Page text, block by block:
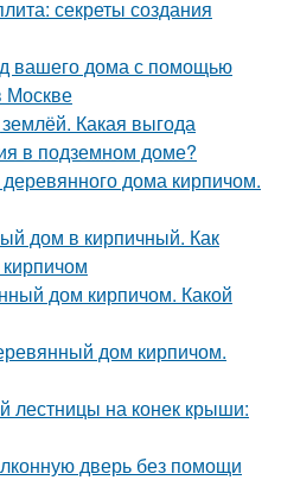
секреты создания
вашего дома с помощью
Москве
Какая выгода
в подземном доме?
дома кирпичом.
дом в кирпичный. Как
дом кирпичом. Какой
дом кирпичом.
лестницы на конек крыши:
дверь без помощи